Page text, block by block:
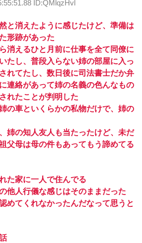
ID:QMlqzHvl
と消えたように感じたけど、準備は
形跡があった
消えるひと月前に仕事を全て同僚に
たし、普段入らない姉の部屋に入っ
れてたし、数日後に司法書士だか弁
連絡があって姉の名義の色んなもの
れたことが判明した
の車といくらかの私物だけで、姉の
姉の知人友人も当たったけど、未だ
父母は母の件もあってもう諦めてる
た家に一人で住んでる
他人行儀な感じはそのままだった
めてくれなかったんだなって思うと